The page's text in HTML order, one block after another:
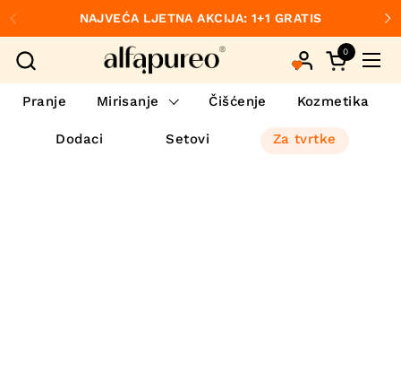
Preskoči na sadržaj
Prethodno
NAJVEĆA LJETNA AKCIJA: 1+1 GRATIS
Otvori
0
Pranje Mirisanje Čišćenje Kozmetika
Dodaci Setovi Za tvrtke